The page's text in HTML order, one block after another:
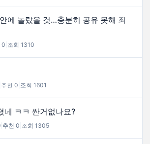
에 놀랐을 것…충분히 공유 못해 죄
0 조회 1310
추천 0 조회 1601
네 ㅋㅋ 싼거없나요?
추천 0 조회 1305